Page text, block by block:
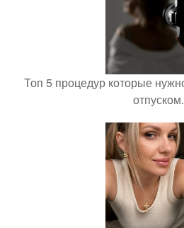
Топ 5 процедур которые
отпуском.